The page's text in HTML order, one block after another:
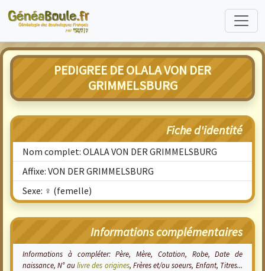
PEDIGREE DE OLALA VON DER
GRIMMELSBURG
Fiche d'identité
Nom complet: OLALA VON DER GRIMMELSBURG
Affixe: VON DER GRIMMELSBURG
Sexe: ♀ (femelle)
Informations complémentaires
Informations à compléter: Père, Mère, Cotation, Robe, Date de
naissance, N° aulivre des origines, Frères et/ou soeurs, Enfant, Titres...